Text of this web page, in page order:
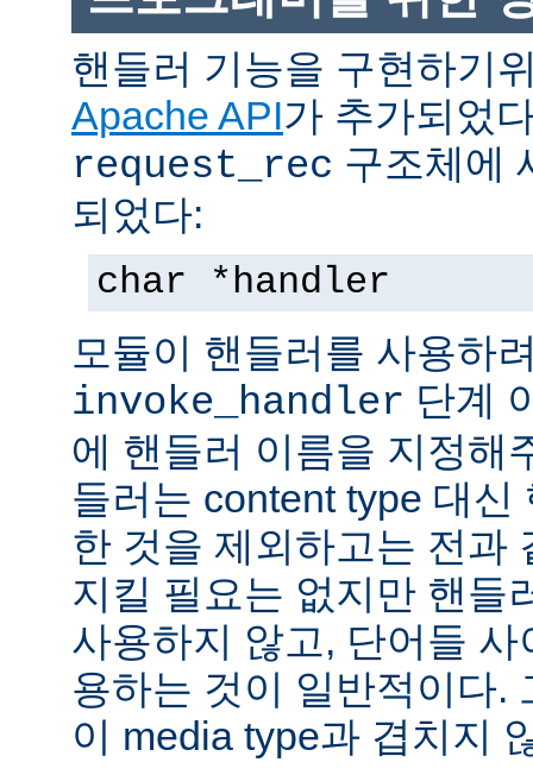
핸들러 기능을 구현하기
Apache API가 추가되었
request_rec 구조체에
되었다:
char *handler
모듈이 핸들러를 사용하
invoke_handler 단계
에 핸들러 이름을 지정해
들러는 content type 대신
한 것을 제외하고는 전과
지킬 필요는 없지만 핸들
사용하지 않고, 단어들
용하는 것이 일반적이다.
이 media type과 겹치지